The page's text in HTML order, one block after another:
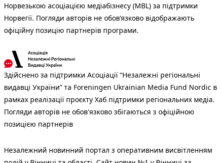
Норвезькою асоціацією медіабізнесу (MBL) за підтримки
Норвегії. Погляди авторів не обов’язково відображають
офіційну позицію партнерів програми.
Здійснено за підтримки Асоціації “Незалежні регіональні
видавці України” та Foreningen Ukrainian Media Fund Nordic в
рамках реалізації проєкту Хаб підтримки регіональних медіа.
Погляди авторів не обов'язково збігаються з офіційною
позицією партнерів
Незалежний новинний портал з оперативним висвітленням